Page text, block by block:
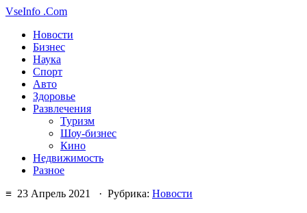
VseInfo .Com
Новости
Бизнес
Наука
Спорт
Авто
Здоровье
Развлечения
Туризм
Шоу-бизнес
Кино
Недвижимость
Разное
≡ 23 Апрель 2021 · Рубрика: Новости